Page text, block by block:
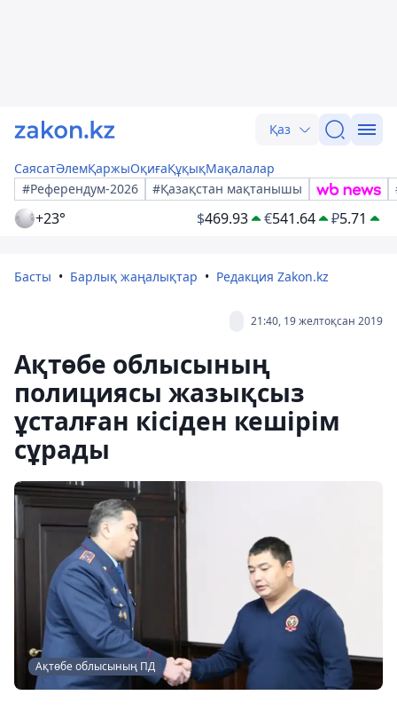
Қаз
СаясатӘлемҚаржыОқиғаҚұқықМақалалар
#Референдум-2026
#Қазақстан мақтанышы
+23° $469.93 €541.64 ₽5.71
Басты Барлық жаңалықтар Редакция Zakon.kz
21:40, 19 желтоқсан 2019
Ақтөбе облысының
полициясы жазықсыз
ұсталған кісіден кешірім
сұрады
Ақтөбе облысының ПД